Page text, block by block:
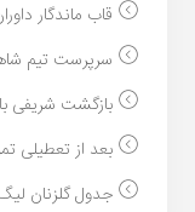
قاب ماندگار
سرپرست تیم
بازگشت شریفی
بعد از تعطیلی
جدول گلزنان